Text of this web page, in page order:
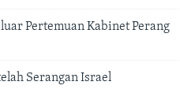
Pertemuan Kabinet Perang
Serangan Israel